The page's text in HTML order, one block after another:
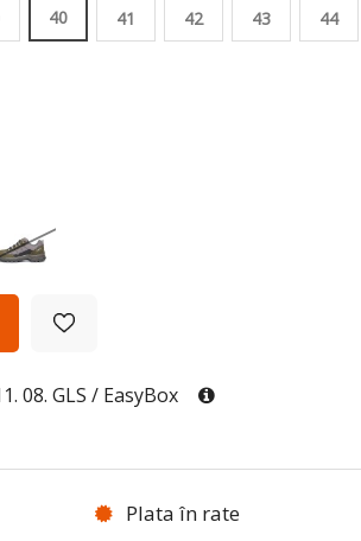
40 41 42 43 44
08. GLS / EasyBox
Plata în rate